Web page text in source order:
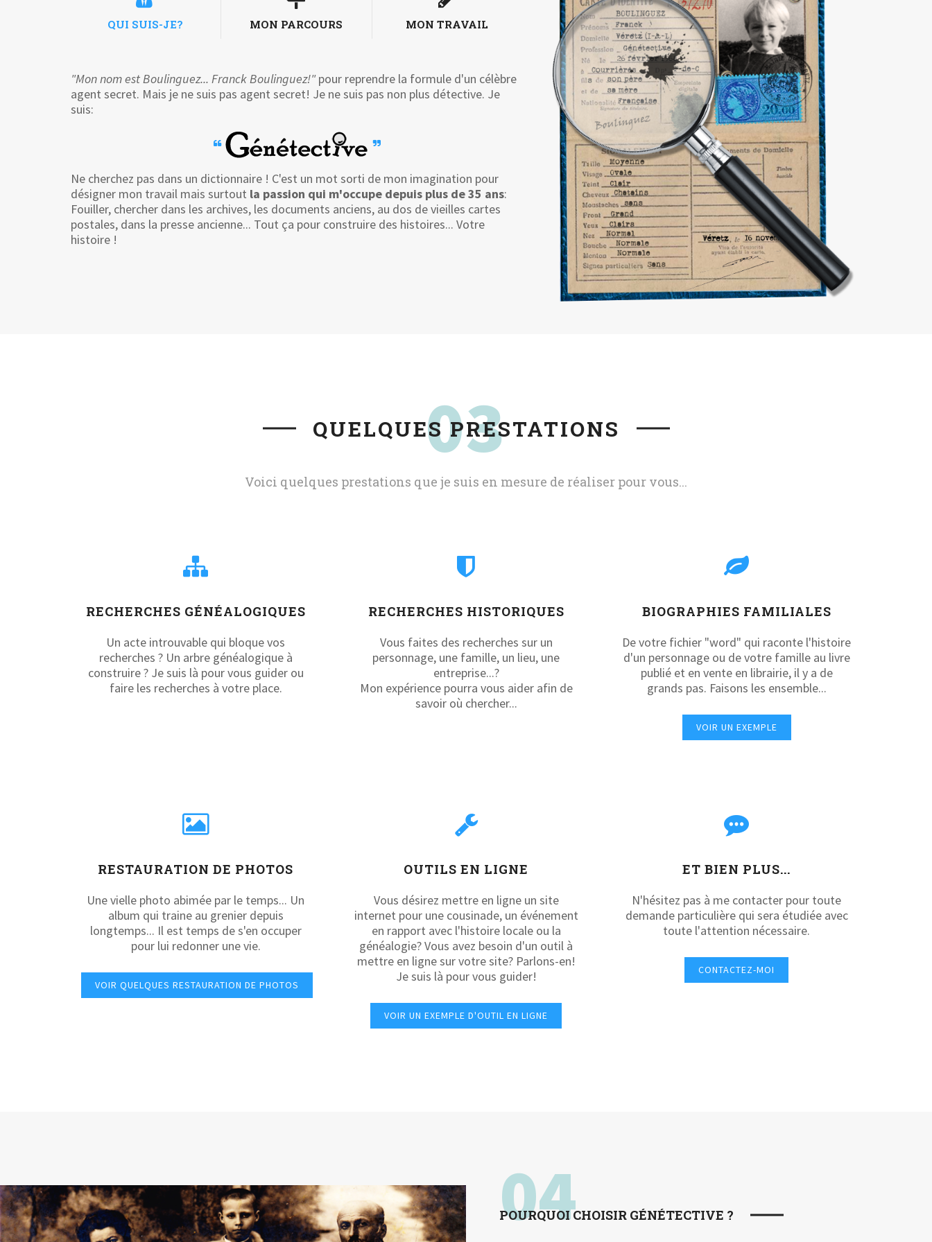
QUI SUIS-JE? MON PARCOURS MON TRAVAIL
"Mon nom est Boulinguez... Franck Boulinguez!"pour reprendre la formule d'un célèbre
agent secret. Mais je ne suis pas agent secret! Je ne suis pas non plus détective. Je
suis:
Ne cherchez pas dans un dictionnaire ! C'est un mot sorti de mon imagination pour
désigner mon travail mais surtout la passion qui m'occupe depuis plus de 35 ans:
Fouiller, chercher dans les archives, les documents anciens, au dos de vieilles cartes
postales, dans la presse ancienne... Tout ça pour construire des histoires... Votre
histoire !
QUELQUES PRESTATIONS
03
Voici quelques prestations que je suis en mesure de réaliser pour vous...
RECHERCHES GÉNÉALOGIQUES
Un acte introuvable qui bloque vos
recherches ? Un arbre généalogique à
construire ? Je suis là pour vous guider ou
faire les recherches à votre place.
RECHERCHES HISTORIQUES
Vous faites des recherches sur un
personnage, une famille, un lieu, une
entreprise...?
Mon expérience pourra vous aider afin de
savoir où chercher...
BIOGRAPHIES FAMILIALES
De votre fichier "word" qui raconte l'histoire
d'un personnage ou de votre famille au livre
publié et en vente en librairie, il y a de
grands pas. Faisons les ensemble...
VOIR UN EXEMPLE
RESTAURATION DE PHOTOS
Une vielle photo abimée par le temps... Un
album qui traine au grenier depuis
longtemps... Il est temps de s'en occuper
pour lui redonner une vie.
VOIR QUELQUES RESTAURATION DE PHOTOS
OUTILS EN LIGNE
Vous désirez mettre en ligne un site
internet pour une cousinade, un événement
en rapport avec l'histoire locale ou la
généalogie? Vous avez besoin d'un outil à
mettre en ligne sur votre site? Parlons-en!
Je suis là pour vous guider!
VOIR UN EXEMPLE D'OUTIL EN LIGNE
ET BIEN PLUS...
N'hésitez pas à me contacter pour toute
demande particulière qui sera étudiée avec
toute l'attention nécessaire.
CONTACTEZ-MOI
POURQUOI CHOISIR GÉNÉTECTIVE ?
04